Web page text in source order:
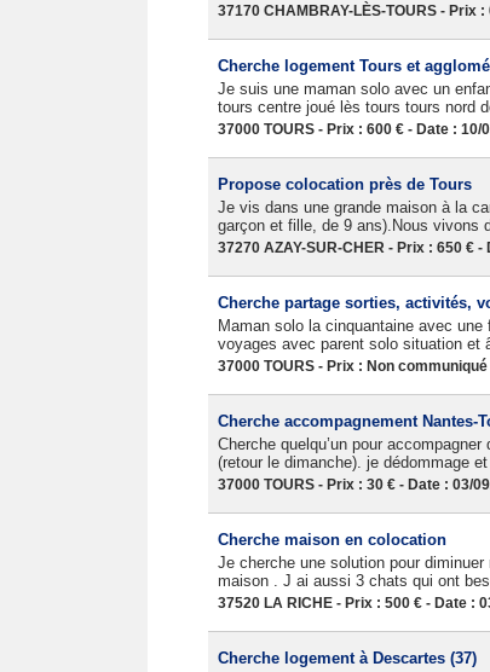
37170 CHAMBRAY-LÈS-TOURS - Prix
Cherche logement Tours et
Je suis une maman solo avec un
tours centre joué lès tours tours nord
37000 TOURS - Prix : 600 € - Date : 10/
Propose colocation près de Tours
Je vis dans une grande maison à la
garçon et fille, de 9 ans).Nous vivons
37270 AZAY-SUR-CHER - Prix : 650 € -
Cherche partage sorties, activités,
Maman solo la cinquantaine avec
voyages avec parent solo situation et
37000 TOURS - Prix : Non
Cherche accompagnement Nantes-
Cherche quelqu’un pour
(retour le dimanche). je dédommage
37000 TOURS - Prix : 30 € - Date : 03/
Cherche maison en colocation
Je cherche une solution pour
maison . J ai aussi 3 chats qui ont
37520 LA RICHE - Prix : 500 € - Date :
Cherche logement à Descartes (37)